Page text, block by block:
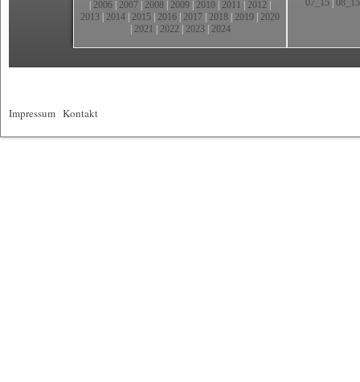
2006 2007 2008 2009 2010 2011 2012
2013 2014 2015 2016 2017 2018 2019 2020
2021 2022 2023| 2024
07_15 08_15
Impressum Kontakt